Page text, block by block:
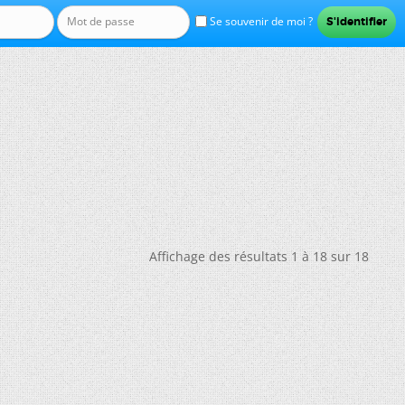
Se souvenir de moi ?
Affichage des résultats 1 à 18 sur 18